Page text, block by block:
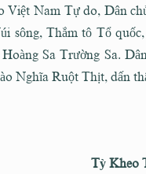
Việt Nam Tự do, Dân
sông, Thắm tô Tổ
Sa Trường Sa.
Nghĩa Ruột Thịt, dấn
Tỳ Kheo